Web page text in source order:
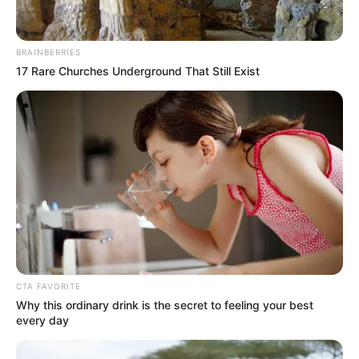
Orbán Viktor pontosan tudhatta, miről van szó
BRAINBERRIES
17 Rare Churches Underground That Still Exist
CTA FAVORITE
Why this ordinary drink is the secret to feeling your best
every day